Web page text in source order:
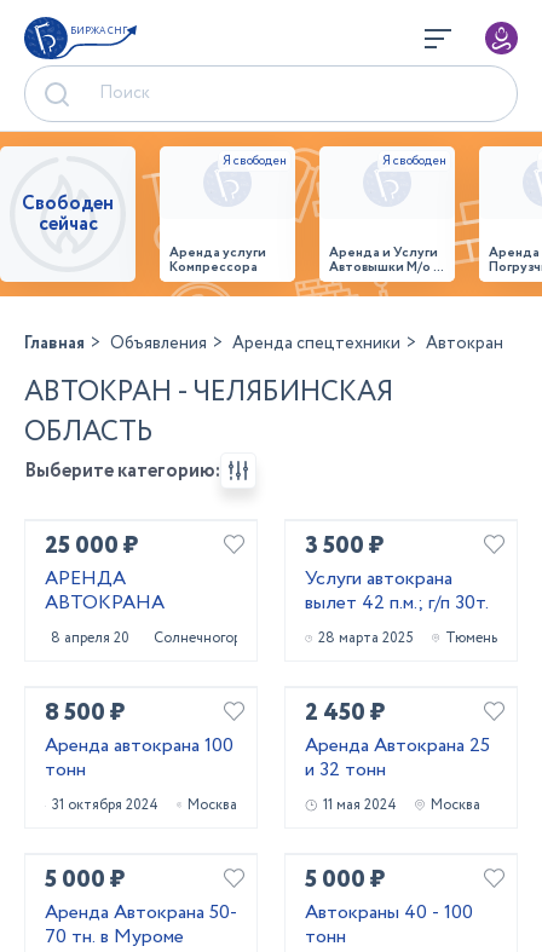
БИРЖА СНГ
Свободен
сейчас
Аренда услуги
Компрессора
Аренда и Услуги
Автовышки М/о г.
Домодедово
26,28,32 место
Главная Объявления Аренда спецтехники Автокран
АВТОКРАН - ЧЕЛЯБИНСКАЯ
ОБЛАСТЬ
Выберите категорию:
25 000 ₽
АРЕНДА
АВТОКРАНА
8 апреля 2025 Солнечногорск
3 500 ₽
Услуги автокрана
вылет 42 п.м.; г/п 30т.
28 марта 2025 Тюмень
8 500 ₽
Аренда автокрана 100
тонн
31 октября 2024 Москва
2 450 ₽
Аренда Автокрана 25
и 32 тонн
11 мая 2024 Москва
5 000 ₽
Аренда Автокрана 50-
70 тн. в Муроме
5 000 ₽
Автокраны 40 - 100
тонн